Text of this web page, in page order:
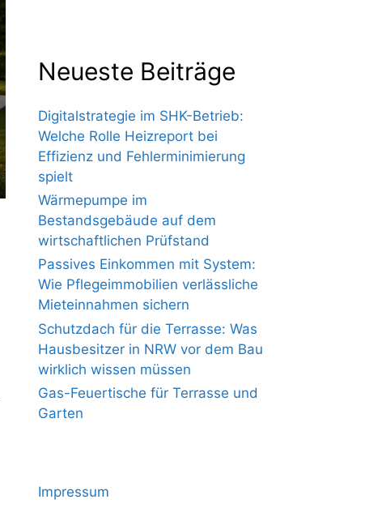
Neueste Beiträge
Digitalstrategie im SHK-Betrieb:
Welche Rolle Heizreport bei
Effizienz und Fehlerminimierung
spielt
Wärmepumpe im
Bestandsgebäude auf dem
wirtschaftlichen Prüfstand
Passives Einkommen mit System:
Wie Pflegeimmobilien verlässliche
Mieteinnahmen sichern
Schutzdach für die Terrasse: Was
Hausbesitzer in NRW vor dem Bau
wirklich wissen müssen
Gas-Feuertische für Terrasse und
Garten
Impressum